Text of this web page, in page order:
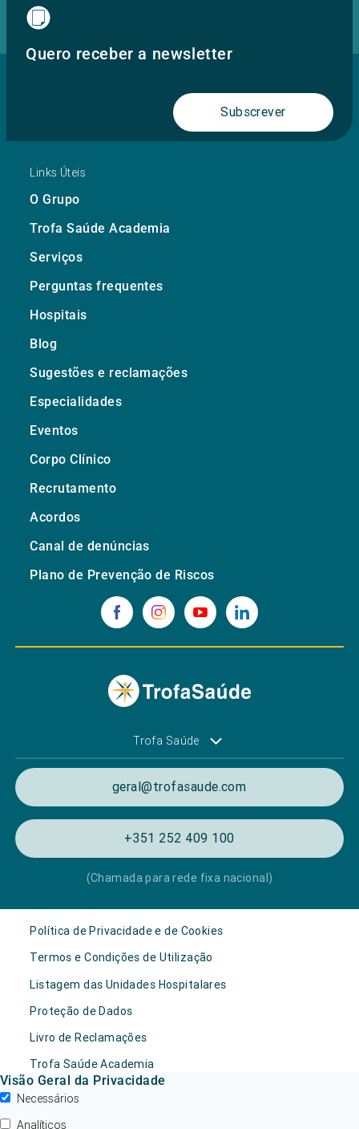
Quero receber a newsletter
Subscrever
Links Úteis
O Grupo
Trofa Saúde Academia
Serviços
Perguntas frequentes
Hospitais
Blog
Sugestões e reclamações
Especialidades
Eventos
Corpo Clínico
Recrutamento
Acordos
Canal de denúncias
Plano de Prevenção de Riscos
Trofa Saúde
geral@trofasaude.com
+351 252 409 100
(Chamada para rede fixa nacional)
Política de Privacidade e de Cookies
Termos e Condições de Utilização
Listagem das Unidades Hospitalares
Proteção de Dados
Livro de Reclamações
Trofa Saúde Academia
Visão Geral da Privacidade
Necessários
Analíticos